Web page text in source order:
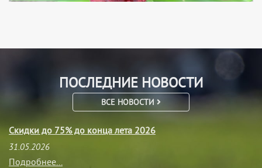
ПОСЛЕДНИЕ НОВОСТИ
ВСЕ НОВОСТИ
Скидки до 75% до конца лета 2026
31.05.2026
Подробнее...